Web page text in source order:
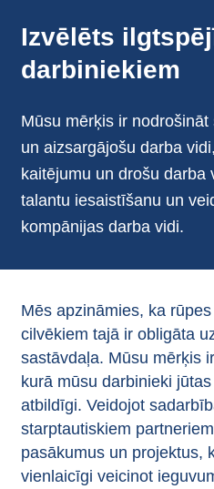
Izvēlēts
darbiniekiem
Mūsu mērķis ir
un aizsargājošu darba
kaitējumu un drošu darba
talantu iesaistīšanu un
kompānijas darba vidi.
Mēs apzināmies, ka
cilvēkiem tajā ir obligāta
sastāvdaļa. Mūsu mērķis
kurā mūsu darbinieki
atbildīgi. Veidojot
starptautiskiem
pasākumus un projektus,
vienlaicīgi veicinot